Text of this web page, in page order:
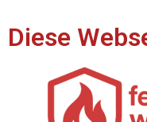
Diese